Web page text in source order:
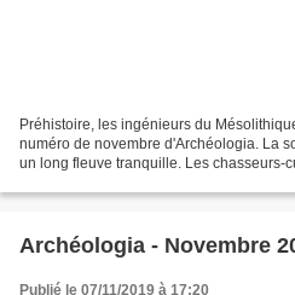
Préhistoire, les ingénieurs du
numéro de novembre d'Archéologia. La
un long fleuve tranquille. Les chasseurs-
Archéologia - Novembre
Publié le 07/11/2019 à 17:20